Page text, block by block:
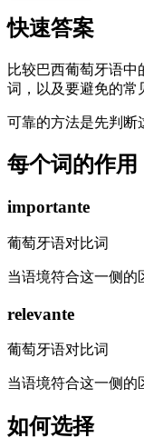
快速答案
比较巴西葡萄牙语中
词，以及要避免的常
可靠的方法是先判断
每个词的作用
importante
葡萄牙语对比词
当语境符合这一侧的
relevante
葡萄牙语对比词
当语境符合这一侧的
如何选择